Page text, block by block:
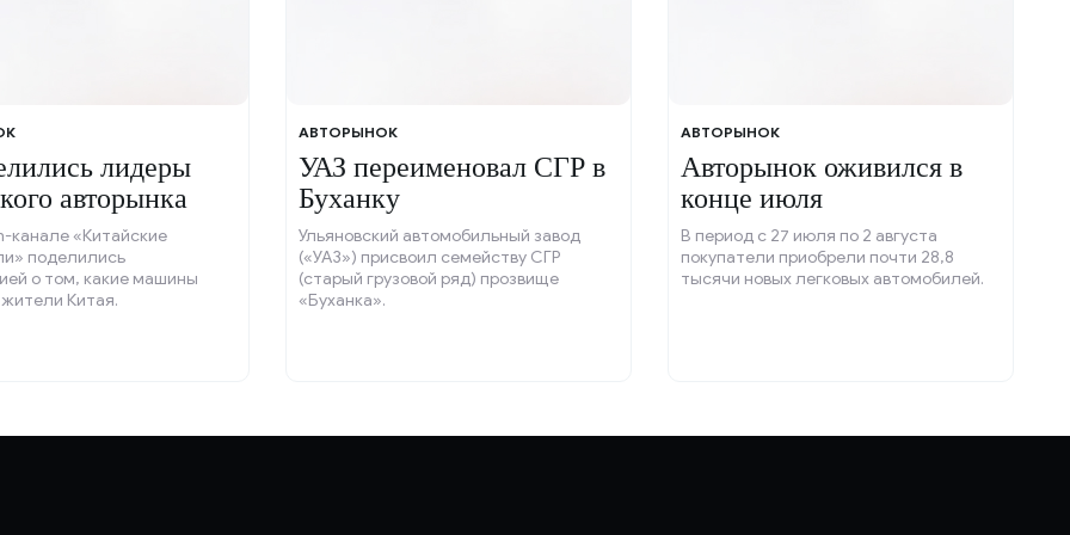
лидеры
авторынка
канале «Китайские
поделились
о том, какие машины
Китая.
АВТОРЫНОК
УАЗ переименовал СГР в
Буханку
Ульяновский автомобильный завод
(«УАЗ») присвоил семейству СГР
(старый грузовой ряд) прозвище
«Буханка».
АВТОРЫНОК
Авторынок оживился в
конце июля
В период с 27 июля по 2 августа
покупатели приобрели почти 28,8
тысячи новых легковых автомобилей.